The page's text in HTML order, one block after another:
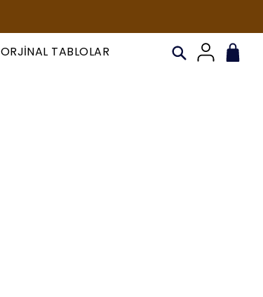
ORJİNAL TABLOLAR